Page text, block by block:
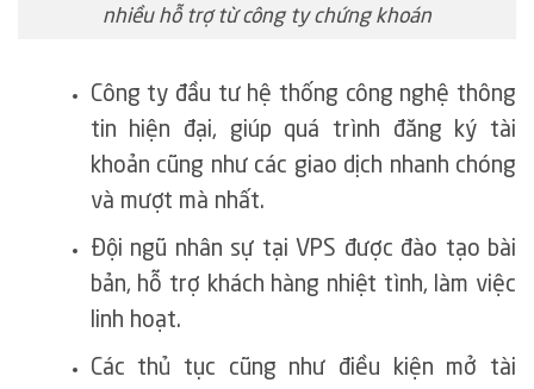
nhiều hỗ trợ từ công ty chứng khoán
Công ty đầu tư hệ thống công nghệ thông
tin hiện đại, giúp quá trình đăng ký tài
khoản cũng như các giao dịch nhanh chóng
và mượt mà nhất.
Đội ngũ nhân sự tại VPS được đào tạo bài
bản, hỗ trợ khách hàng nhiệt tình, làm việc
linh hoạt.
Các thủ tục cũng như điều kiện mở tài